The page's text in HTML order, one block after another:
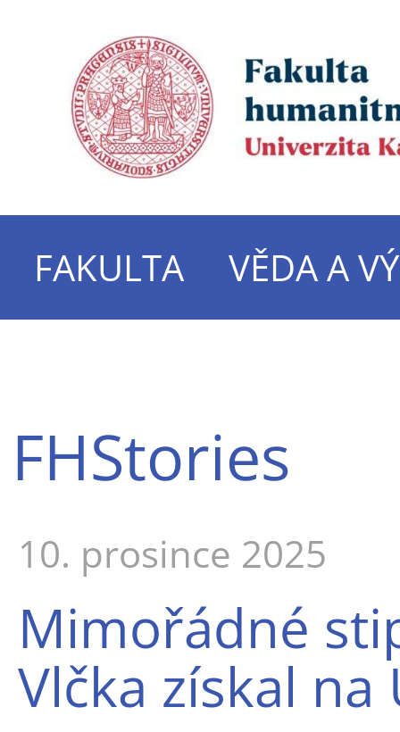
FAKULTA VĚDA A
FHStories
10. prosince 2025
Mimořádné
Vlčka získal na